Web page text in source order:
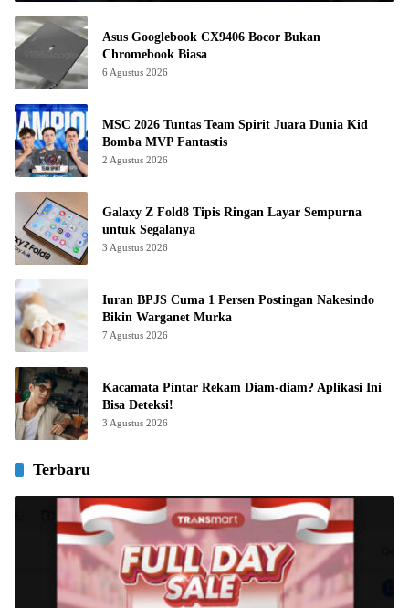
Asus Googlebook CX9406 Bocor Bukan
Chromebook Biasa
6 Agustus 2026
MSC 2026 Tuntas Team Spirit Juara Dunia Kid
Bomba MVP Fantastis
2 Agustus 2026
Galaxy Z Fold8 Tipis Ringan Layar Sempurna
untuk Segalanya
3 Agustus 2026
Iuran BPJS Cuma 1 Persen Postingan Nakesindo
Bikin Warganet Murka
7 Agustus 2026
Kacamata Pintar Rekam Diam-diam? Aplikasi Ini
Bisa Deteksi!
3 Agustus 2026
Terbaru